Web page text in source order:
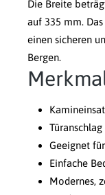
Die Breite
auf 335 mm.
einen sicheren
Bergen.
Geeignet
Einfache
Modernes,